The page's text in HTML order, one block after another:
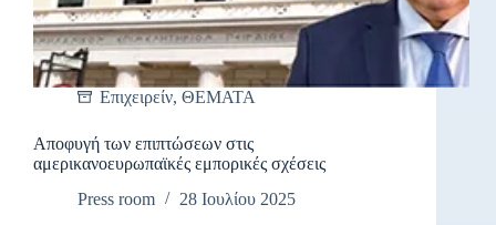
Επιχειρείν, ΘΕΜΑΤΑ
Αποφυγή των επιπτώσεων στις
αμερικανοευρωπαϊκές εμπορικές σχέσεις
Press room
28 Ιουλίου 2025